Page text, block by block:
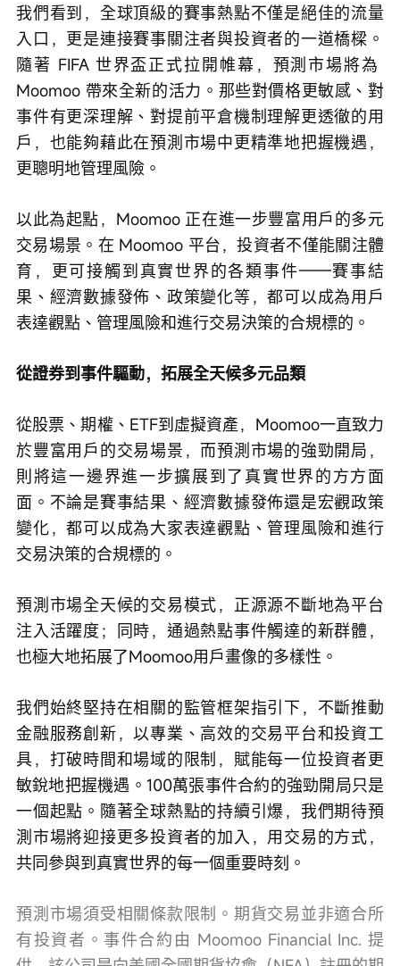
我們看到，全球頂級的賽事熱點不僅是絕佳的流量
入口，更是連接賽事關注者與投資者的一道橋樑。
隨著 FIFA 世界盃正式拉開帷幕，預測市場將為
Moomoo 帶來全新的活力。那些對價格更敏感、對
事件有更深理解、對提前平倉機制理解更透徹的用
戶，也能夠藉此在預測市場中更精準地把握機遇，
更聰明地管理風險。
以此為起點，Moomoo 正在進一步豐富用戶的多元
交易場景。在 Moomoo 平台，投資者不僅能關注體
育，更可接觸到真實世界的各類事件——賽事結
果、經濟數據發佈、政策變化等，都可以成為用戶
表達觀點、管理風險和進行交易決策的合規標的。
從證券到事件驅動，拓展全天候多元品類
從股票、期權、ETF到虛擬資產，Moomoo一直致力
於豐富用戶的交易場景，而預測市場的強勁開局，
則將這一邊界進一步擴展到了真實世界的方方面
面。不論是賽事結果、經濟數據發佈還是宏觀政策
變化，都可以成為大家表達觀點、管理風險和進行
交易決策的合規標的。
預測市場全天候的交易模式，正源源不斷地為平台
注入活躍度；同時，通過熱點事件觸達的新群體，
也極大地拓展了Moomoo用戶畫像的多樣性。
我們始終堅持在相關的監管框架指引下，不斷推動
金融服務創新，以專業、高效的交易平台和投資工
具，打破時間和場域的限制，賦能每一位投資者更
敏銳地把握機遇。100萬張事件合約的強勁開局只是
一個起點。隨著全球熱點的持續引爆，我們期待預
測市場將迎接更多投資者的加入，用交易的方式，
共同參與到真實世界的每一個重要時刻。
預測市場須受相關條款限制。期貨交易並非適合所
有投資者。事件合約由 Moomoo Financial Inc. 提